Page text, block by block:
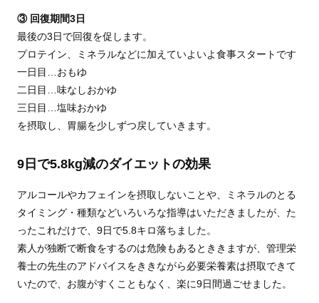
③ 回復期間3日
最後の3日で回復を促します。
プロテイン、ミネラルなどに加えていよいよ食事スタートです
一日目…おもゆ
二日目…味なしおかゆ
三日目…塩味おかゆ
を摂取し、胃腸を少しずつ戻していきます。
9日で5.8kg減のダイエットの効果
アルコールやカフェインを摂取しないことや、ミネラルのとる
タイミング・種類などいろいろな指導はいただきましたが、た
ったこれだけで、9日で5.8キロ落ちました。
素人が独断で断食をするのは危険もあるとききますが、管理栄
養士の先生のアドバイスをききながら必要栄養素は摂取できて
いたので、お腹がすくこともなく、楽に9日間過ごせました。